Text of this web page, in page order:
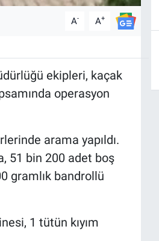
A- A+
ekipleri, kaçak
operasyon
arama yapıldı.
51 bin 200 adet boş
gramlık bandrollü
1 tütün kıyım